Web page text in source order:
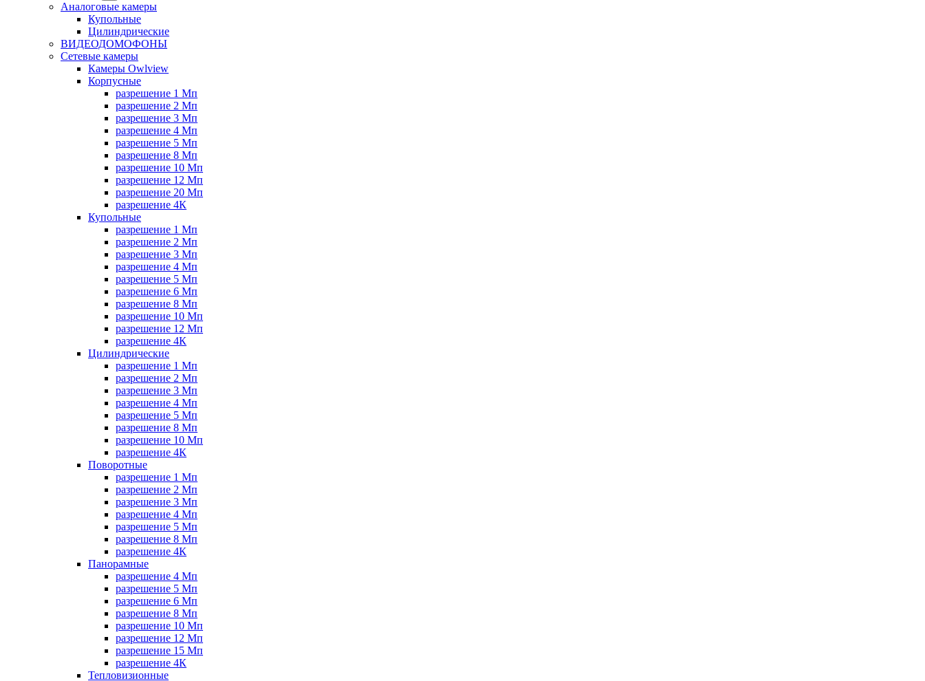
Аналоговые камеры
Купольные
Цилиндрические
ВИДЕОДОМОФОНЫ
Сетевые камеры
Камеры Owlview
Корпусные
разрешение 1 Мп
разрешение 2 Мп
разрешение 3 Мп
разрешение 4 Мп
разрешение 5 Мп
разрешение 8 Мп
разрешение 10 Мп
разрешение 12 Мп
разрешение 20 Мп
разрешение 4К
Купольные
разрешение 1 Мп
разрешение 2 Мп
разрешение 3 Мп
разрешение 4 Мп
разрешение 5 Мп
разрешение 6 Мп
разрешение 8 Мп
разрешение 10 Мп
разрешение 12 Мп
разрешение 4К
Цилиндрические
разрешение 1 Мп
разрешение 2 Мп
разрешение 3 Мп
разрешение 4 Мп
разрешение 5 Мп
разрешение 8 Мп
разрешение 10 Мп
разрешение 4К
Поворотные
разрешение 1 Мп
разрешение 2 Мп
разрешение 3 Мп
разрешение 4 Мп
разрешение 5 Мп
разрешение 8 Мп
разрешение 4К
Панорамные
разрешение 4 Мп
разрешение 5 Мп
разрешение 6 Мп
разрешение 8 Мп
разрешение 10 Мп
разрешение 12 Мп
разрешение 15 Мп
разрешение 4К
Тепловизионные